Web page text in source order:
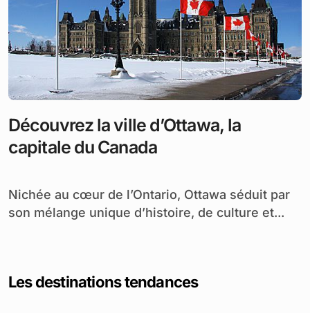
Découvrez la ville d’Ottawa, la
capitale du Canada
Nichée au cœur de l’Ontario, Ottawa séduit par
son mélange unique d’histoire, de culture et...
Les destinations tendances